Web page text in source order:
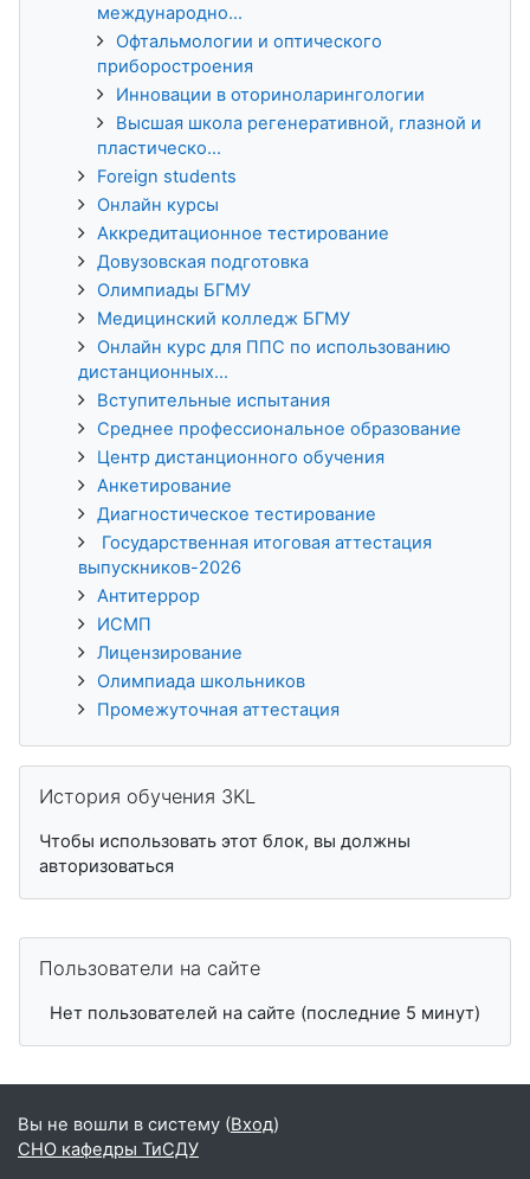
международно...
Офтальмологии и оптического
приборостроения
Инновации в оториноларингологии
Высшая школа регенеративной, глазной и
пластическо...
Foreign students
Онлайн курсы
Аккредитационное тестирование
Довузовская подготовка
Олимпиады БГМУ
Медицинский колледж БГМУ
Онлайн курс для ППС по использованию
дистанционных...
Вступительные испытания
Среднее профессиональное образование
Центр дистанционного обучения
Анкетирование
Диагностическое тестирование
Государственная итоговая аттестация
выпускников-2026
Антитеррор
ИСМП
Лицензирование
Олимпиада школьников
Промежуточная аттестация
История обучения 3KL
Чтобы использовать этот блок, вы должны
авторизоваться
Пользователи на сайте
Нет пользователей на сайте (последние 5 минут)
Вы не вошли в систему (Вход)
СНО кафедры ТиСДУ